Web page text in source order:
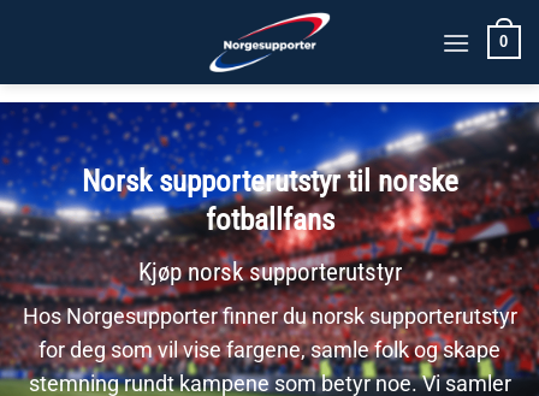
0
Norsk supporterutstyr til norske
fotballfans
Kjøp norsk supporterutstyr
Hos Norgesupporter finner du norsk supporterutstyr
for deg som vil vise fargene, samle folk og skape
stemning rundt kampene som betyr noe. Vi samler